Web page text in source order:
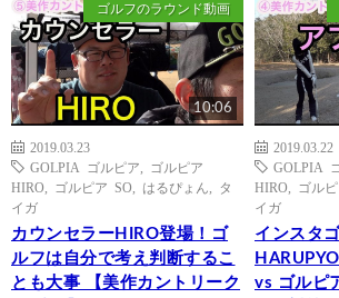
ゴルフのラウンド動画
10:06
2019.03.23
GOLPIA ゴルピア
ゴルピア
HIRO
ゴルピア SO はるぴょん
タ
イガ
カウンセラーHIRO登場！ゴ
ルフは自分で考え判断するこ
とも大事 【美作カントリーク
2019.03.22
GOLPIA
HIRO
ゴル
イガ
インスタ
vs ゴルピ